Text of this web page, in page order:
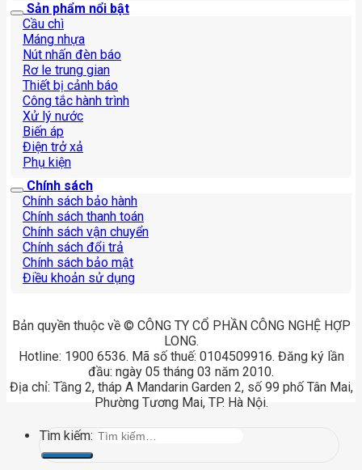
Sản phẩm nổi bật
Cầu chì
Máng nhựa
Nút nhấn đèn báo
Rơ le trung gian
Thiết bị cảnh báo
Công tắc hành trình
Xử lý nước
Biến áp
Điện trở xả
Phụ kiện
Chính sách
Chính sách bảo hành
Chính sách thanh toán
Chính sách vận chuyển
Chính sách đổi trả
Chính sách bảo mật
Điều khoản sử dụng
Bản quyền thuộc về © CÔNG TY CỔ PHẦN CÔNG NGHỆ HỢP
LONG.
Hotline: 1900 6536. Mã số thuế: 0104509916. Đăng ký lần
đầu: ngày 05 tháng 03 năm 2010.
Địa chỉ: Tầng 2, tháp A Mandarin Garden 2, số 99 phố Tân Mai,
Phường Tương Mai, TP. Hà Nội.
Tìm kiếm: